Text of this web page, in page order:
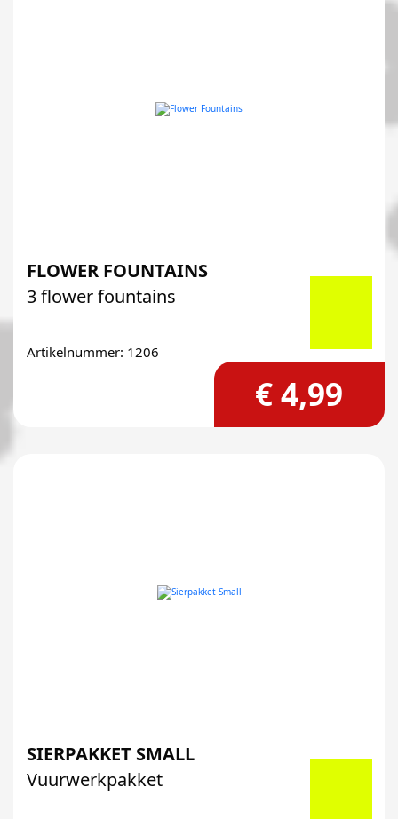
FLOWER FOUNTAINS
3 flower fountains
Artikelnummer: 1206
€ 4,99
SIERPAKKET SMALL
Vuurwerkpakket